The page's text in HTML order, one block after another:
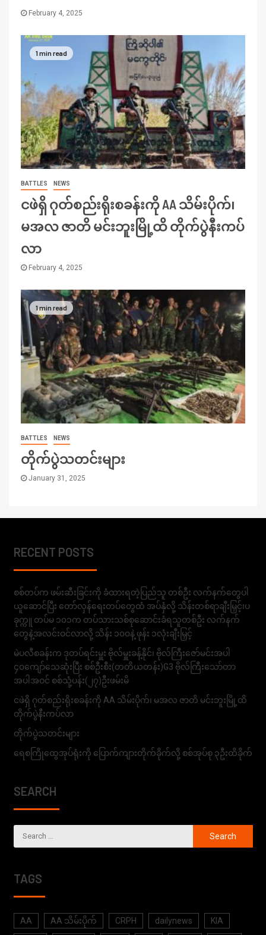
February 4, 2025
1 min read
BATTLES NEWS
ငဖဲရှိ ဂုတ်စည်းရိုးစခန်းကို AA သိမ်းပိုက်၊
မအလ ဇာတိ မင်းဘူးမြို့ထိ တိုက်ပွဲနီးကပ်
လာ
February 4, 2025
1 min read
BATTLES NEWS
တိုက်ပွဲသတင်းများ
January 31, 2025
RECENT POSTS
စစ်တပ်က ဖမ်းဆီးခြင်းကို ခံထားရတဲ့ပြည်သူ တစ်ဦး လက်နက်တွေပါ
ယူဆောင်ပြီး တော်လှန်ရေးတပ်တွေထံ အပ်နှံလို့ သိန်းတစ်ရာချီးမြှင့်၊ပ
ခုက္ကူ တပ်မ ၁၀၁က တပ်သားသစ်စုဆောင်းခံရသူတစ်ဦး လက်နက်
တွေနဲ့အလင်းဝင်လာလို့ သိန်း ၁၀၀နဲ့ ဖုန်း ၁လုံးချီးမြှင့်
မဲပလီစခန်းက ဒုတပ်ရင်းမှူး ဗိုလ်မှူးခန့်နိုင်၊ ဗိုလ်ကြီးဇော်မင်းအပါ
၄၀ကျော်သေဆုံးပြီး စစ်ဦးစီး(တတိယတန်း)G3 ဗိုလ်ကြီးသော်တာ
အပါအဝင် စစ်သုံ့ပန်း(၂၇)ဦးဖမ်းမိ
ငဖဲရှိ ဂုတ်စည်းရိုးစခန်းကို AA သိမ်းပိုက်၊ မအလ ဇာတိ မင်းဘူးမြို့ထိ
တိုက်ပွဲနီးကပ်လာ
တိုက်ပွဲသတင်းများ
ရေစကြိုထွေအုပ်ရုံးကို ပြောက်ကျားတိုက်ခိုက်လို့ စစ်အုပ်စု ၃ဦးထိခိုက်
SEARCH
TAGS
AA AA သိမ်းပိုက် CRPH dailynews KIA